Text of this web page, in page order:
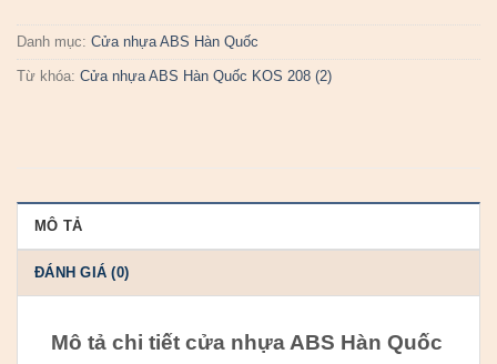
Danh mục: Cửa nhựa ABS Hàn Quốc
Từ khóa: Cửa nhựa ABS Hàn Quốc KOS 208 (2)
MÔ TẢ
ĐÁNH GIÁ (0)
Mô tả chi tiết cửa nhựa ABS Hàn Quốc